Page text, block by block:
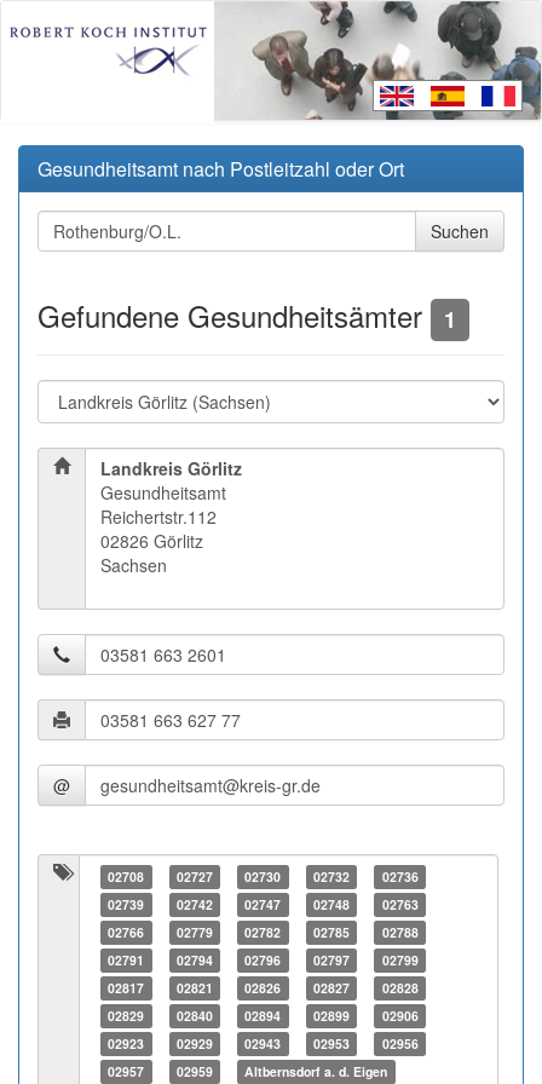
Gesundheitsamt nach Postleitzahl oder Ort
Gefundene Gesundheitsämter 1
Landkreis Görlitz
Gesundheitsamt
Reichertstr.112
02826 Görlitz
Sachsen
@
02708 02727 02730 02732
02736
02739
02742 02747 02748
02763
02766
02779 02782 02785
02788
02791
02794 02796 02797
02799
02817
02821 02826 02827
02828
02829
02840 02894 02899
02906
02923
02929 02943 02953
02956
02957
02959 Altbernsdorf a. d. Eigen